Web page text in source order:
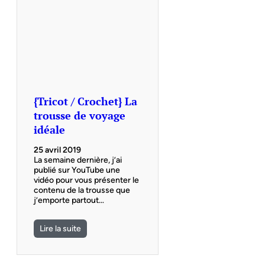
{Tricot / Crochet} La
trousse de voyage
idéale
25 avril 2019
La semaine dernière, j’ai
publié sur YouTube une
vidéo pour vous présenter le
contenu de la trousse que
j’emporte partout…
Lire la suite